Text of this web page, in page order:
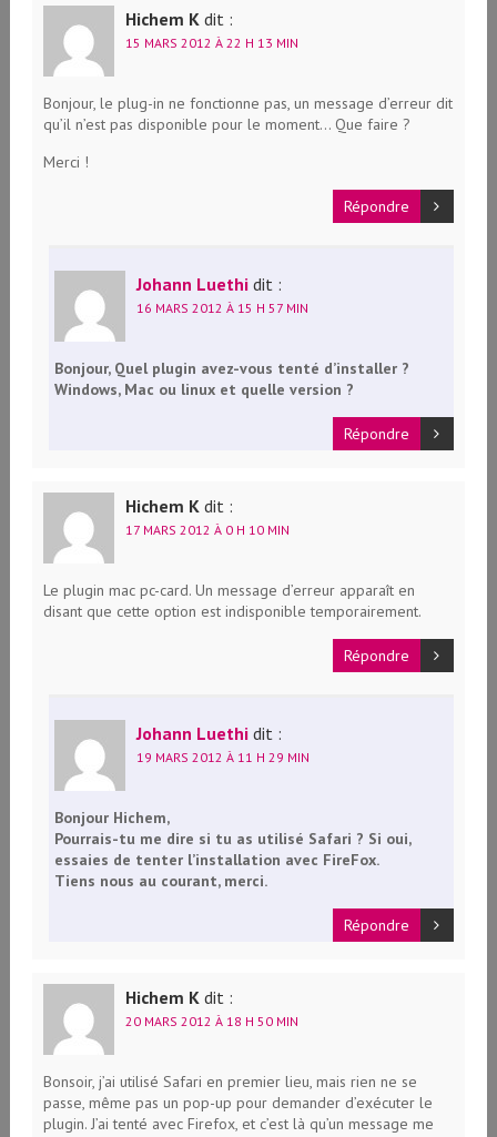
Hichem K dit :
15 MARS 2012 À 22 H 13 MIN
Bonjour, le plug-in ne fonctionne pas, un message d’erreur dit
qu’il n’est pas disponible pour le moment… Que faire ?
Merci !
Répondre
Johann Luethi dit :
16 MARS 2012 À 15 H 57 MIN
Bonjour, Quel plugin avez-vous tenté d’installer ?
Windows, Mac ou linux et quelle version ?
Répondre
Hichem K dit :
17 MARS 2012 À 0 H 10 MIN
Le plugin mac pc-card. Un message d’erreur apparaît en
disant que cette option est indisponible temporairement.
Répondre
Johann Luethi dit :
19 MARS 2012 À 11 H 29 MIN
Bonjour Hichem,
Pourrais-tu me dire si tu as utilisé Safari ? Si oui,
essaies de tenter l’installation avec FireFox.
Tiens nous au courant, merci.
Répondre
Hichem K dit :
20 MARS 2012 À 18 H 50 MIN
Bonsoir, j’ai utilisé Safari en premier lieu, mais rien ne se
passe, même pas un pop-up pour demander d’exécuter le
plugin. J’ai tenté avec Firefox, et c’est là qu’un message me